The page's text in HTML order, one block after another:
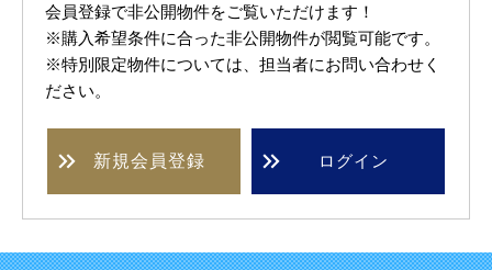
会員登録で非公開物件をご覧いただけます！
※購入希望条件に合った非公開物件が閲覧可能です。
※特別限定物件については、担当者にお問い合わせく
ださい。
新規会員登録 ログイン